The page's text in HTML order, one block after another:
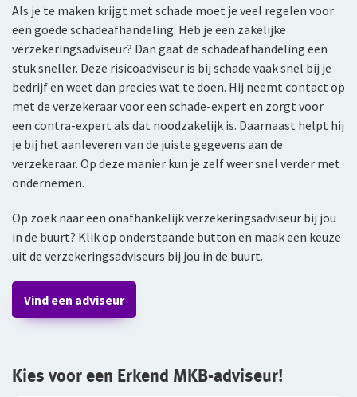
Als je te maken krijgt met schade moet je veel regelen voor
een goede schadeafhandeling. Heb je een zakelijke
verzekeringsadviseur? Dan gaat de schadeafhandeling een
stuk sneller. Deze risicoadviseur is bij schade vaak snel bij je
bedrijf en weet dan precies wat te doen. Hij neemt contact op
met de verzekeraar voor een schade-expert en zorgt voor
een contra-expert als dat noodzakelijk is. Daarnaast helpt hij
je bij het aanleveren van de juiste gegevens aan de
verzekeraar. Op deze manier kun je zelf weer snel verder met
ondernemen.
Op zoek naar een onafhankelijk verzekeringsadviseur bij jou
in de buurt? Klik op onderstaande button en maak een keuze
uit de verzekeringsadviseurs bij jou in de buurt.
Vind een adviseur
Kies voor een Erkend MKB-adviseur!